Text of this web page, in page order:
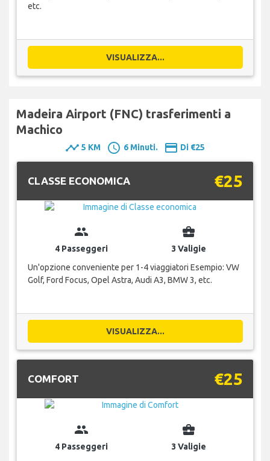
etc.
VISUALIZZA...
Madeira Airport (FNC) trasferimenti a
Machico
timeline 5 KM schedule 6 Minuti. payment Di €25
CLASSE ECONOMICA €25
group
4 Passeggeri
business_center
3 Valigie
Un'opzione conveniente per 1-4 viaggiatori Esempio: VW
Golf, Ford Focus, Opel Astra, Audi A3, BMW 3, etc.
VISUALIZZA...
COMFORT €25
group
4 Passeggeri
business_center
3 Valigie